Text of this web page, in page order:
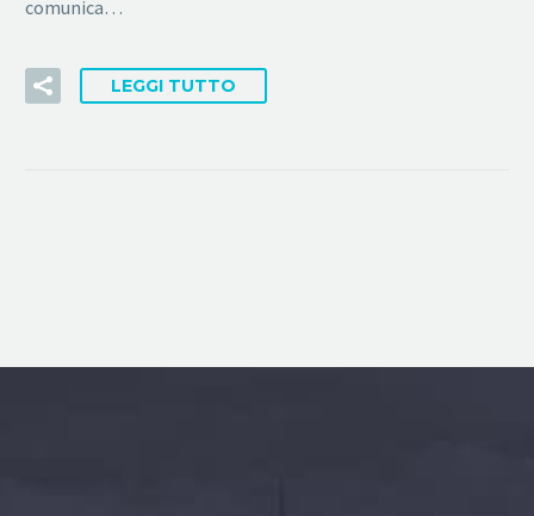
comunica…
LEGGI TUTTO